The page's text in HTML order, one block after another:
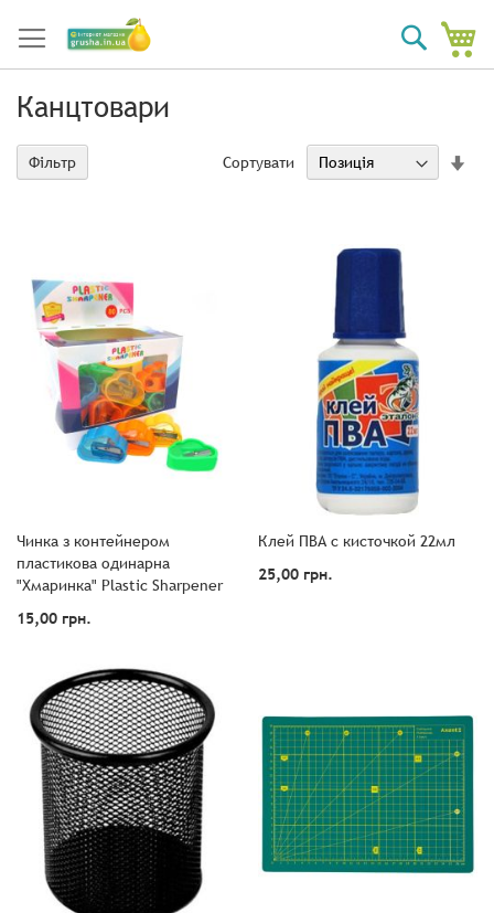
Пошук
Канцтовари
Сортувати
Чинка з контейнером
пластикова одинарна
"Хмаринка" Plastic Sharpener
15,00 грн.
Клей ПВА с кисточкой 22мл
25,00 грн.
Фільтр